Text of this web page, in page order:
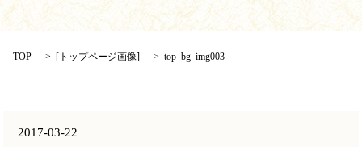
TOP [ トップページ画像] top_bg_img003
2017-03-22